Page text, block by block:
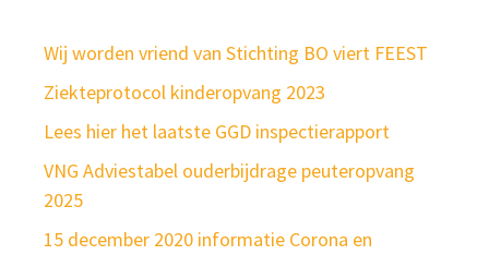
Wij worden vriend van Stichting BO viert FEEST
Ziekteprotocol kinderopvang 2023
Lees hier het laatste GGD inspectierapport
VNG Adviestabel ouderbijdrage peuteropvang
2025
15 december 2020 informatie Corona en